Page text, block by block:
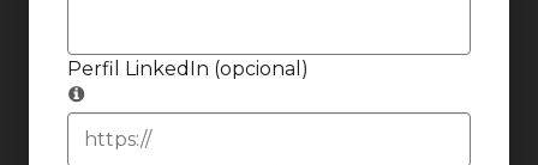
Perfil LinkedIn (opcional)